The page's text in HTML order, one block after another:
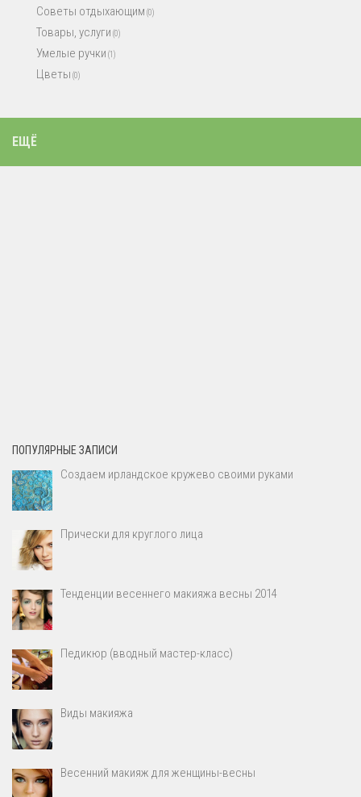
Советы отдыхающим (0)
Товары, услуги (0)
Умелые ручки (1)
Цветы (0)
ЕЩЁ
ПОПУЛЯРНЫЕ ЗАПИСИ
Создаем ирландское кружево своими руками
Прически для круглого лица
Тенденции весеннего макияжа весны 2014
Педикюр (вводный мастер-класс)
Виды макияжа
Весенний макияж для женщины-весны